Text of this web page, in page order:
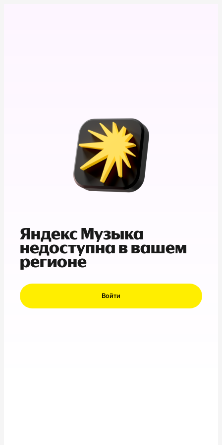
Яндекс Музыка
недоступна в вашем
регионе
Войти